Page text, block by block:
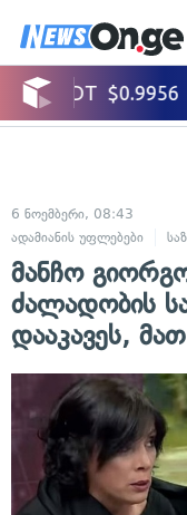
6 ნოემბერი, 08:43
ადამიანის უფლებები
მანჩო
ძალადობის
დააკავეს,